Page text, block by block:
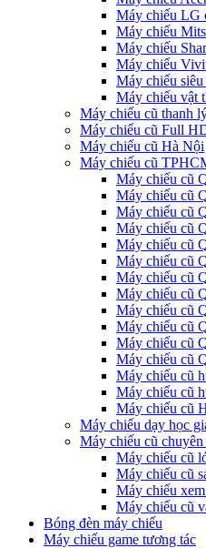
Máy chiếu LG
Máy chiếu
Máy chiếu
Máy chiếu
Máy chiếu siêu
Máy chiếu vật
Máy chiếu cũ thanh
Máy chiếu cũ Full
Máy chiếu cũ Hà Nội
Máy chiếu cũ
Máy chiếu cũ
Máy chiếu cũ
Máy chiếu cũ
Máy chiếu cũ
Máy chiếu cũ
Máy chiếu cũ
Máy chiếu cũ
Máy chiếu cũ
Máy chiếu cũ
Máy chiếu cũ
Máy chiếu cũ
Máy chiếu cũ
Máy chiếu cũ
Máy chiếu cũ
Máy chiếu cũ
Máy chiếu dạy học
Máy chiếu cũ
Máy chiếu cũ
Máy chiếu cũ
Máy chiếu
Máy chiếu cũ
Bóng đèn máy chiếu
Máy chiếu game tương tác